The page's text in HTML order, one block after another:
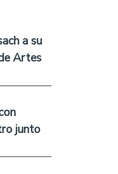
a su
Artes
junto